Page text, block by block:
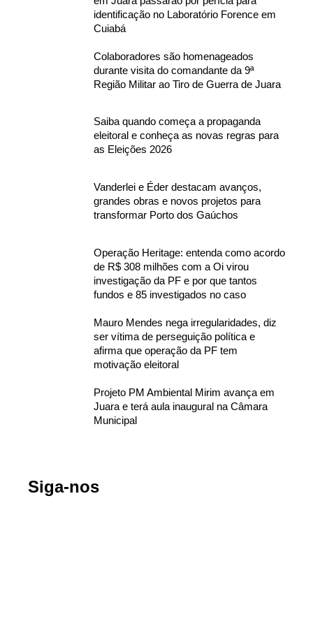
identificação no Laboratório Forence em
Cuiabá
Colaboradores são homenageados
durante visita do comandante da 9ª
Região Militar ao Tiro de Guerra de Juara
Saiba quando começa a propaganda
eleitoral e conheça as novas regras para
as Eleições 2026
Vanderlei e Éder destacam avanços,
grandes obras e novos projetos para
transformar Porto dos Gaúchos
Operação Heritage: entenda como acordo
de R$ 308 milhões com a Oi virou
investigação da PF e por que tantos
fundos e 85 investigados no caso
Mauro Mendes nega irregularidades, diz
ser vítima de perseguição política e
afirma que operação da PF tem
motivação eleitoral
Projeto PM Ambiental Mirim avança em
Juara e terá aula inaugural na Câmara
Municipal
Siga-nos